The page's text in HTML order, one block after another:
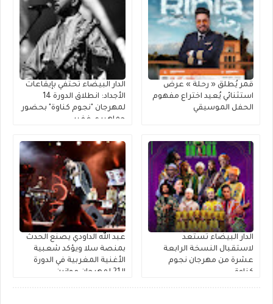
قمر يُطلق « رحلة » عرضٌ
استثنائي يُعيد اختراع مفهوم
الحفل الموسيقي
الدار البيضاء تحتفي بإيقاعات
الأجداد: انطلاق الدورة 14
لمهرجان "نجوم كناوة" بحضور
جماهيري غفير
الدار البيضاء تستعد
لاستقبال النسخة الرابعة
عشرة من مهرجان نجوم
كناوة
عبد الله الداودي يصنع الحدث
بمنصة سلا ويؤكد شعبية
الأغنية المغربية في الدورة
الـ21 لمهرجان موازين